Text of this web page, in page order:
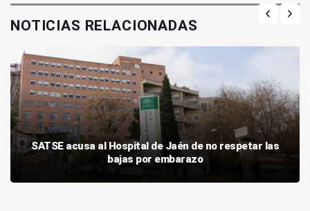
NOTICIAS RELACIONADAS
SATSE acusa al Hospital de Jaén de no respetar las
bajas por embarazo